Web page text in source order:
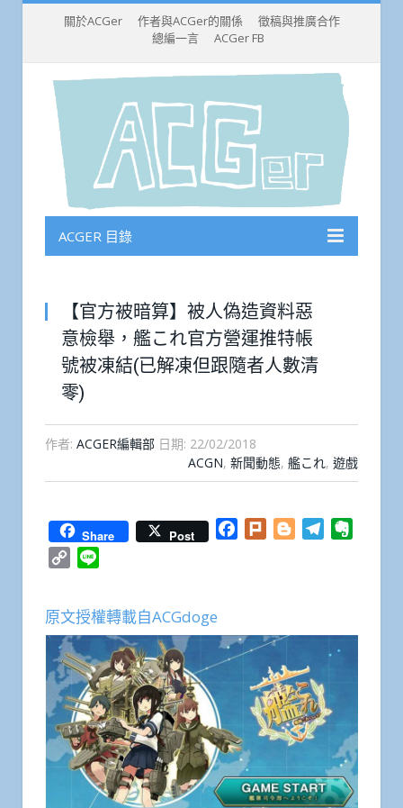
關於ACGer 作者與ACGer的關係
徵稿與推廣合作
總編一言
ACGer FB
ACGER 目錄
【官方被暗算】被人偽造資料惡
意檢舉，艦これ官方營運推特帳
號被凍結(已解凍但跟隨者人數清
零)
作者: ACGER編輯部 日期: 22/02/2018
ACGN, 新聞動態, 艦これ, 遊戲
Share Post Facebook
Plurk BloggerTelegram
Copy
原文授權轉載自ACGdoge